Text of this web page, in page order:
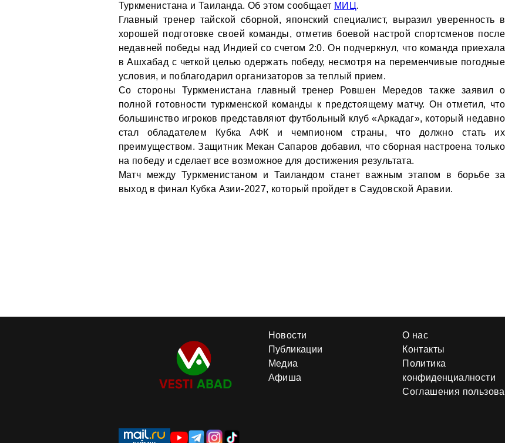
Туркменистана и Таиланда. Об этом сообщает МИЦ .
Главный тренер тайской сборной, японский специалист, выразил уверенность в
хорошей подготовке своей команды, отметив боевой настрой спортсменов после
недавней победы над Индией со счетом 2:0. Он подчеркнул, что команда приехала
в Ашхабад с четкой целью одержать победу, несмотря на переменчивые погодные
условия, и поблагодарил организаторов за теплый прием.
Со стороны Туркменистана главный тренер Ровшен Мередов также заявил о
полной готовности туркменской команды к предстоящему матчу. Он отметил, что
большинство игроков представляют футбольный клуб «Аркадаг», который недавно
стал обладателем Кубка АФК и чемпионом страны, что должно стать их
преимуществом. Защитник Мекан Сапаров добавил, что сборная настроена только
на победу и сделает все возможное для достижения результата.
Матч между Туркменистаном и Таиландом станет важным этапом в борьбе за
выход в финал Кубка Азии-2027, который пройдет в Саудовской Аравии.
Новости
Публикации
Медиа
Афиша
О нас
Контакты
Политика
конфиденциалности
Соглашения